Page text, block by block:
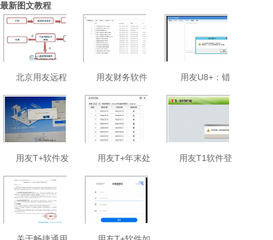
最新图文教程
北京用友远程
维护收
用友财务软件
中了.ro
用友U8+：错
误编号:-
用友T+软件发
现登录
用友T+年末处
理之一
用友T1软件登